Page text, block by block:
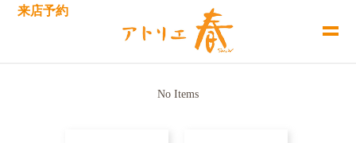
来店予約
No Items